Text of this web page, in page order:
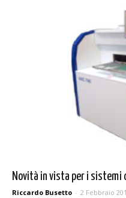
Novità in vista per i sistemi
Riccardo Busetto - 2 Febbraio